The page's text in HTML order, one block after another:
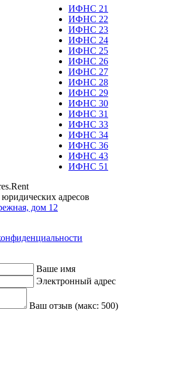
ИФНС 21
ИФНС 22
ИФНС 23
ИФНС 24
ИФНС 25
ИФНС 26
ИФНС 27
ИФНС 28
ИФНС 29
ИФНС 30
ИФНС 31
ИФНС 33
ИФНС 34
ИФНС 36
ИФНС 43
ИФНС 51
адресов
дом 12
Ваше имя
Электронный адрес
Ваш отзыв (макс: 500)